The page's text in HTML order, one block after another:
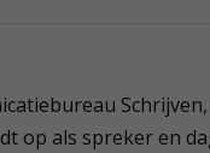
op als spreker en